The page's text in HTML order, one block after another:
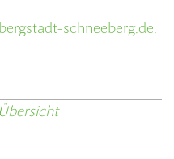
schneeberg.de.